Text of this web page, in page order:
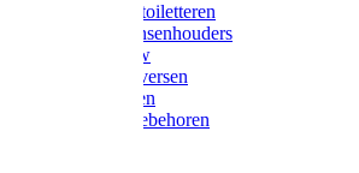
Poetsen & toiletteren
Zadel-/Trensenhouders
Halstertouw
Halsters diversen
Hoofdstellen
Zadel & toebehoren